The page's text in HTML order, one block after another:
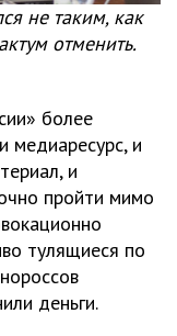
не таким, как
отменить.
более
медиаресурс, и
и
пройти мимо
тулящиеся по
деньги.